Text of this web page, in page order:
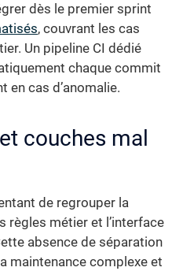
dès le premier sprint
, couvrant les cas
Un pipeline CI dédié
chaque commit
en cas d’anomalie.
couches mal
de regrouper la
règles métier et l’interface
absence de séparation
maintenance complexe et